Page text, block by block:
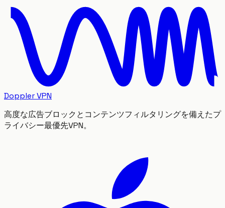
Doppler VPN
高度な広告ブロックとコンテンツフィルタリングを備えたプ
ライバシー最優先VPN。